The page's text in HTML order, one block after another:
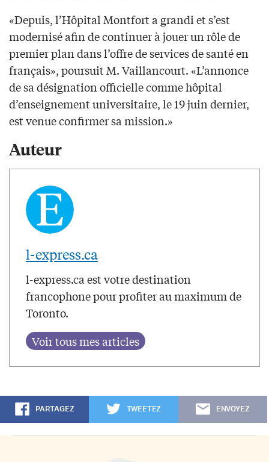
«Depuis, l’Hôpital Montfort a grandi et s’est
modernisé afin de continuer à jouer un rôle de
premier plan dans l’offre de services de santé en
français», poursuit M. Vaillancourt. «L’annonce
de sa désignation officielle comme hôpital
d’enseignement universitaire, le 19 juin dernier,
est venue confirmer sa mission.»
Auteur
l-express.ca
l-express.ca est votre destination
francophone pour profiter au maximum de
Toronto.
PARTAGEZ TWEETEZ ENVOYEZ